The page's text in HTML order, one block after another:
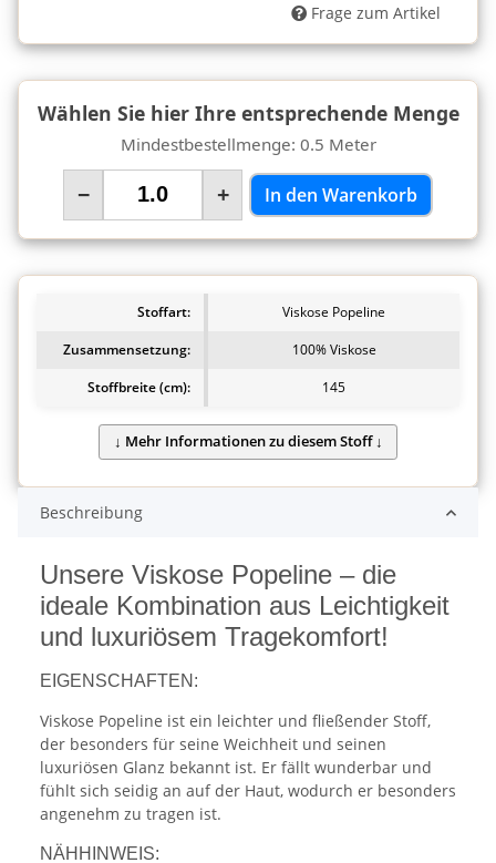
Frage zum Artikel
Wählen Sie hier Ihre entsprechende Menge
Mindestbestellmenge: 0.5 Meter
− + In den Warenkorb
Stoffart:
Viskose Popeline
Zusammensetzung:
100% Viskose
Stoffbreite (cm):
145
Beschreibung
Unsere Viskose Popeline – die
ideale Kombination aus Leichtigkeit
und luxuriösem Tragekomfort!
EIGENSCHAFTEN:
Viskose Popeline ist ein leichter und fließender Stoff,
der besonders für seine Weichheit und seinen
luxuriösen Glanz bekannt ist. Er fällt wunderbar und
fühlt sich seidig an auf der Haut, wodurch er besonders
angenehm zu tragen ist.
NÄHHINWEIS: